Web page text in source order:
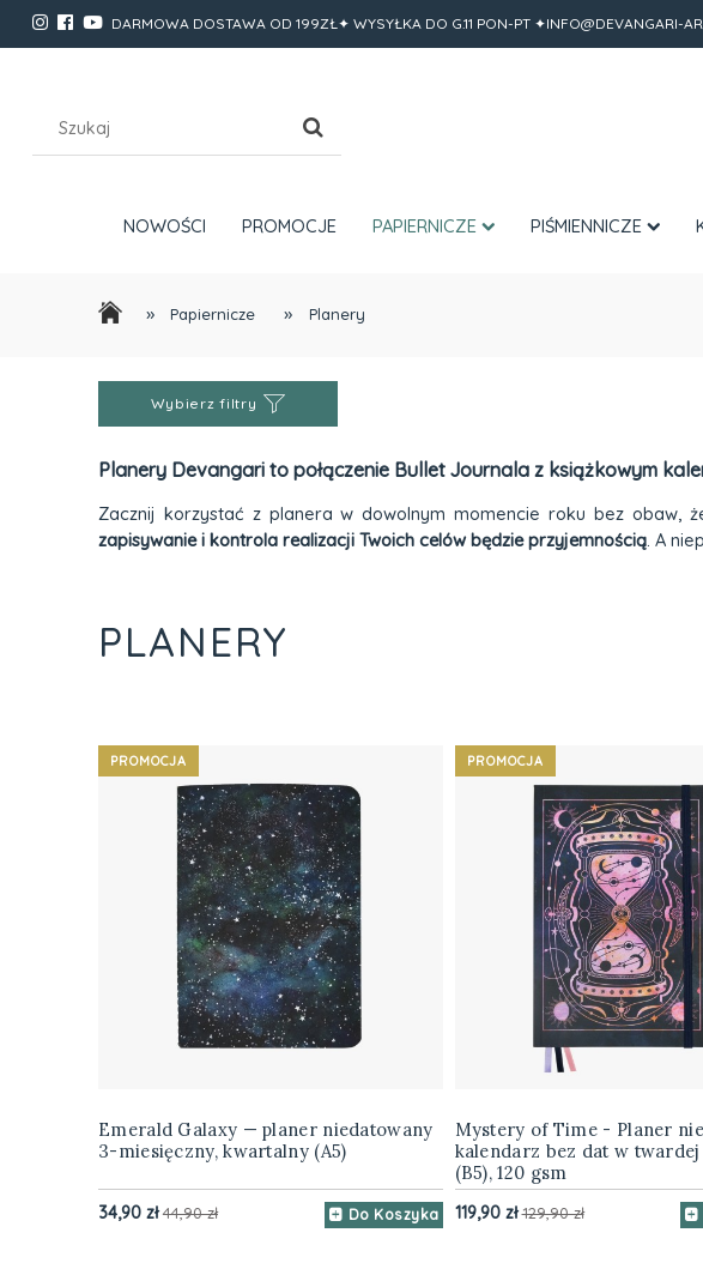
DARMOWA DOSTAWA OD 199ZŁ✦ WYSYŁKA DO G.11 PON-PT ✦INFO@DEVANGARI-
NOWOŚCI PROMOCJE PAPIERNICZE PIŚMIENNICZE
» Papiernicze » Planery
Wybierz filtry
Planery Devangari to połączenie Bullet Journala z książkowym
Zacznij korzystać z planera w dowolnym momencie roku bez obaw,
zapisywanie i kontrola realizacji Twoich celów będzie przyjemnością. A
PLANERY
Emerald Galaxy — planer niedatowany
3-miesięczny, kwartalny (A5)
34,90 zł 44,90 zł Do Koszyka
PROMOCJA
Mystery of Time - Planer
kalendarz bez dat w
(B5), 120 gsm
119,90 zł 129,90 zł
PROMOCJA